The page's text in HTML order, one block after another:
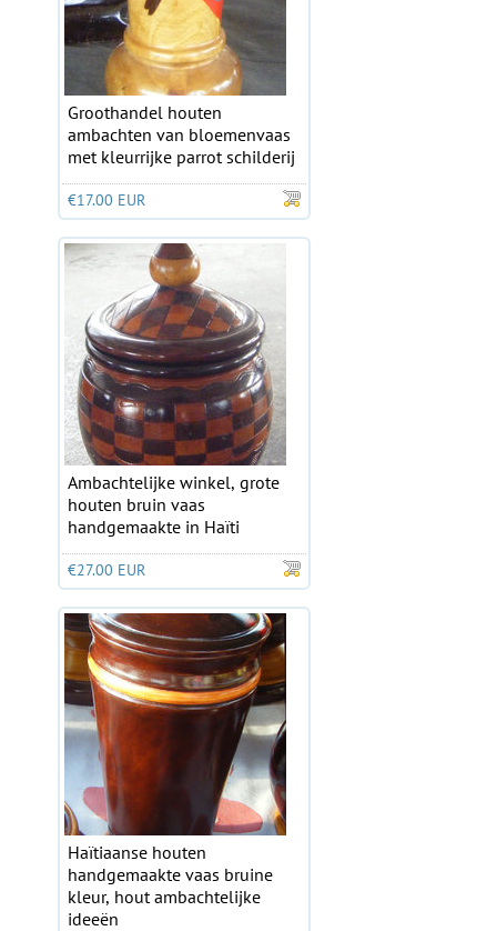
Groothandel houten
ambachten van bloemenvaas
met kleurrijke parrot schilderij
€17.00 EUR
Ambachtelijke winkel, grote
houten bruin vaas
handgemaakte in Haïti
€27.00 EUR
Haïtiaanse houten
handgemaakte vaas bruine
kleur, hout ambachtelijke
ideeën